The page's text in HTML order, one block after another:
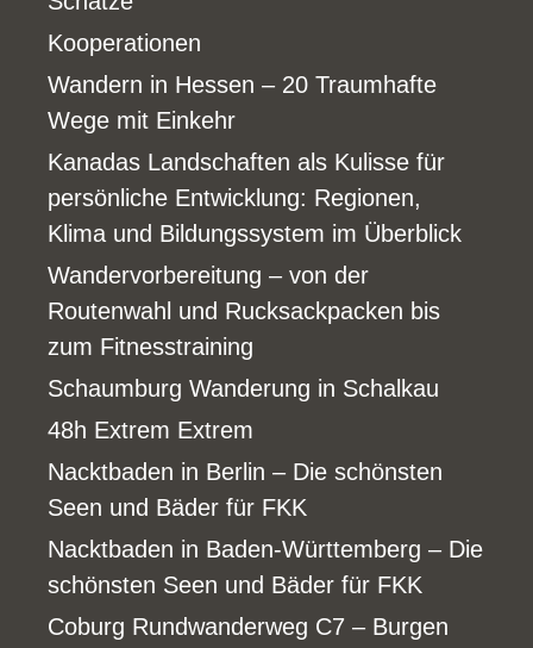
Kooperationen
Wandern in Hessen – 20 Traumhafte
Wege mit Einkehr
Kanadas Landschaften als Kulisse für
persönliche Entwicklung: Regionen,
Klima und Bildungssystem im Überblick
Wandervorbereitung – von der
Routenwahl und Rucksackpacken bis
zum Fitnesstraining
Schaumburg Wanderung in Schalkau
48h Extrem Extrem
Nacktbaden in Berlin – Die schönsten
Seen und Bäder für FKK
Nacktbaden in Baden-Württemberg – Die
schönsten Seen und Bäder für FKK
Coburg Rundwanderweg C7 – Burgen